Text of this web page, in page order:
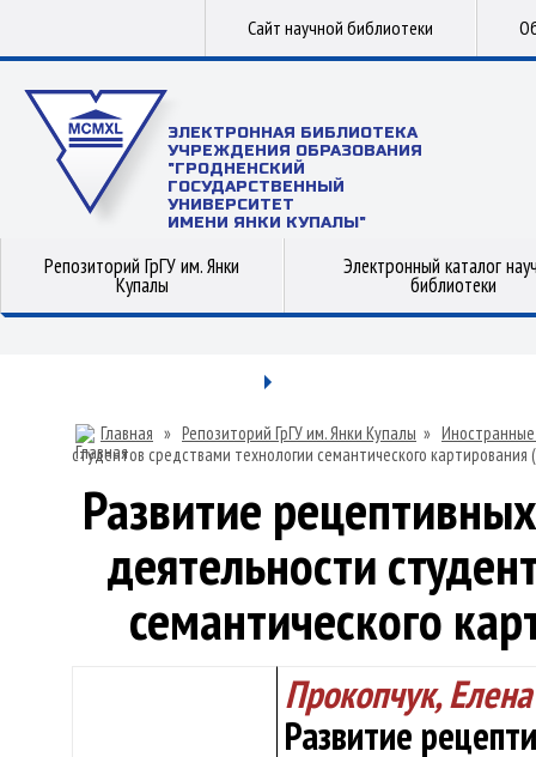
Сайт научной библиотеки
ЭЛЕКТРОННАЯ БИБЛИОТЕКА
УЧРЕЖДЕНИЯ ОБРАЗОВАНИЯ
"ГРОДНЕНСКИЙ
ГОСУДАРСТВЕННЫЙ
УНИВЕРСИТЕТ
ИМЕНИ ЯНКИ КУПАЛЫ"
Репозиторий ГрГУ им. Янки
Купалы
Электронный каталог
библиотеки
Главная » Репозиторий ГрГУ им. Янки Купалы »
студентов средствами технологии семантического картирования
Развитие
деятельности
семантического
Прокопчук,
Развитие